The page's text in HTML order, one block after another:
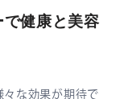
健康と美容
な効果が期待で